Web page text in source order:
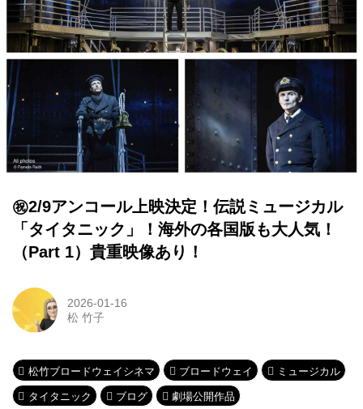
㊗2/9アンコール上映決定！伝説ミュージカル
「タイタニック」！海外の各国版も大人気！
（Part 1）貴重映像あり！
2026-01-16
松 竹子
松竹ブロードウェイシネマ ブロードウェイ ミュージカル
タイタニック ブログ 劇場公開作品